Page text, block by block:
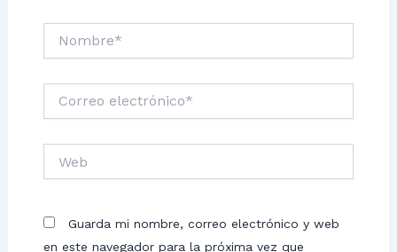
electrónico*
Guarda mi nombre, correo electrónico y web
en este navegador para la próxima vez que